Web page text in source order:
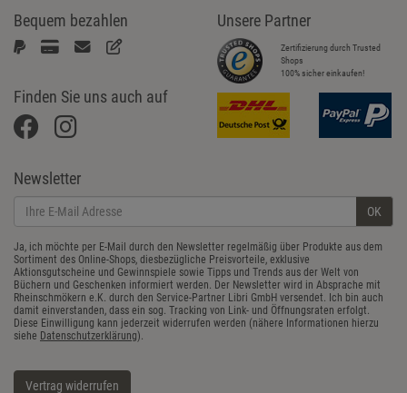
Bequem bezahlen
Finden Sie uns auch auf
Unsere Partner
Zertifizierung durch Trusted
Shops
100% sicher einkaufen!
Newsletter
OK
Ja, ich möchte per E-Mail durch den Newsletter regelmäßig über Produkte aus dem
Sortiment des Online-Shops, diesbezügliche Preisvorteile, exklusive
Aktionsgutscheine und Gewinnspiele sowie Tipps und Trends aus der Welt von
Büchern und Geschenken informiert werden. Der Newsletter wird in Absprache mit
Rheinschmökern e.K. durch den Service-Partner Libri GmbH versendet. Ich bin auch
damit einverstanden, dass ein sog. Tracking von Link- und Öffnungsraten erfolgt.
Diese Einwilligung kann jederzeit widerrufen werden (nähere Informationen hierzu
siehe Datenschutzerklärung).
Vertrag widerrufen